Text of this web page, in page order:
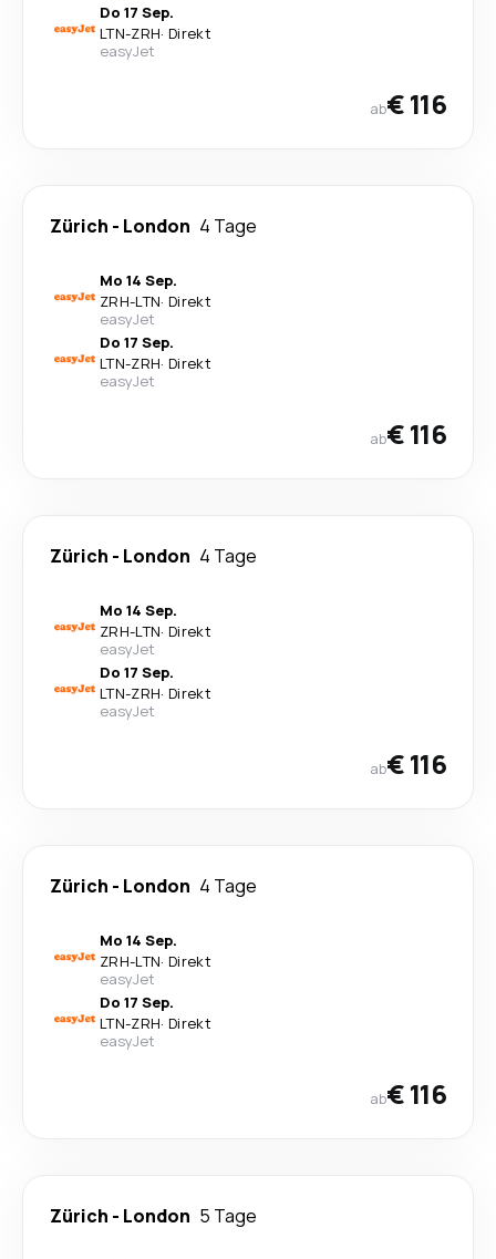
Do 17 Sep.
LTN-ZRH· Direkt
easyJet
ab€ 116
Zürich - London 4 Tage
Mo 14 Sep.
ZRH-LTN· Direkt
easyJet
Do 17 Sep.
LTN-ZRH· Direkt
easyJet
ab€ 116
Zürich - London 4 Tage
Mo 14 Sep.
ZRH-LTN· Direkt
easyJet
Do 17 Sep.
LTN-ZRH· Direkt
easyJet
ab€ 116
Zürich - London 4 Tage
Mo 14 Sep.
ZRH-LTN· Direkt
easyJet
Do 17 Sep.
LTN-ZRH· Direkt
easyJet
ab€ 116
Zürich - London 5 Tage